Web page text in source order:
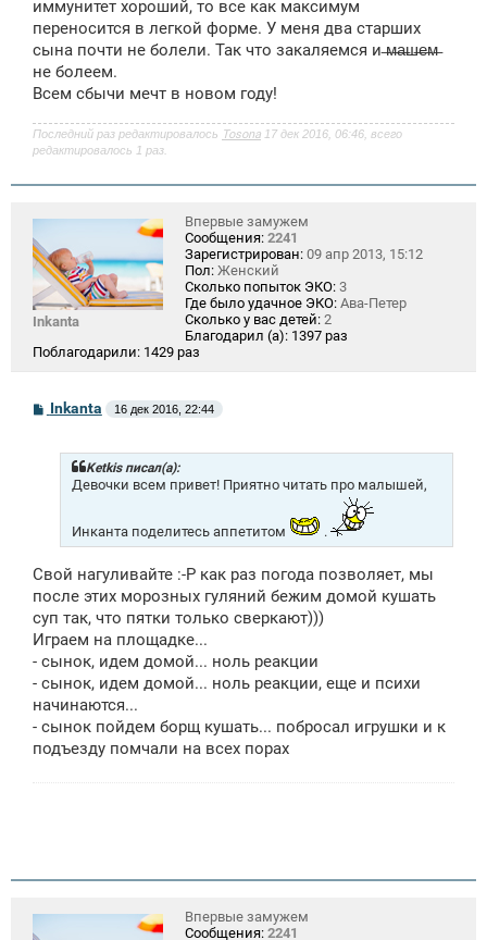
иммунитет хороший, то все как максимум
переносится в легкой форме. У меня два старших
сына почти не болели. Так что закаляемся и ̶м̶а̶ш̶е̶м̶
не болеем.
Всем сбычи мечт в новом году!
Последний раз редактировалось Tosona 17 дек 2016, 06:46, всего
редактировалось 1 раз.
Inkanta
Впервые замужем
Сообщения: 2241
Зарегистрирован: 09 апр 2013, 15:12
Пол: Женский
Сколько попыток ЭКО: 3
Где было удачное ЭКО: Ава-Петер
Сколько у вас детей: 2
Благодарил (а): 1397 раз
Поблагодарили: 1429 раз
С
о
Inkanta 16 дек 2016, 22:44
Ketkis писал(а):
Девочки всем привет! Приятно читать про малышей,
Инканта поделитесь аппетитом .
Свой нагуливайте :-P как раз погода позволяет, мы
после этих морозных гуляний бежим домой кушать
суп так, что пятки только сверкают)))
Играем на площадке...
- сынок, идем домой... ноль реакции
- сынок, идем домой... ноль реакции, еще и психи
начинаются...
- сынок пойдем борщ кушать... побросал игрушки и к
подъезду помчали на всех порах
Впервые замужем
Сообщения: 2241